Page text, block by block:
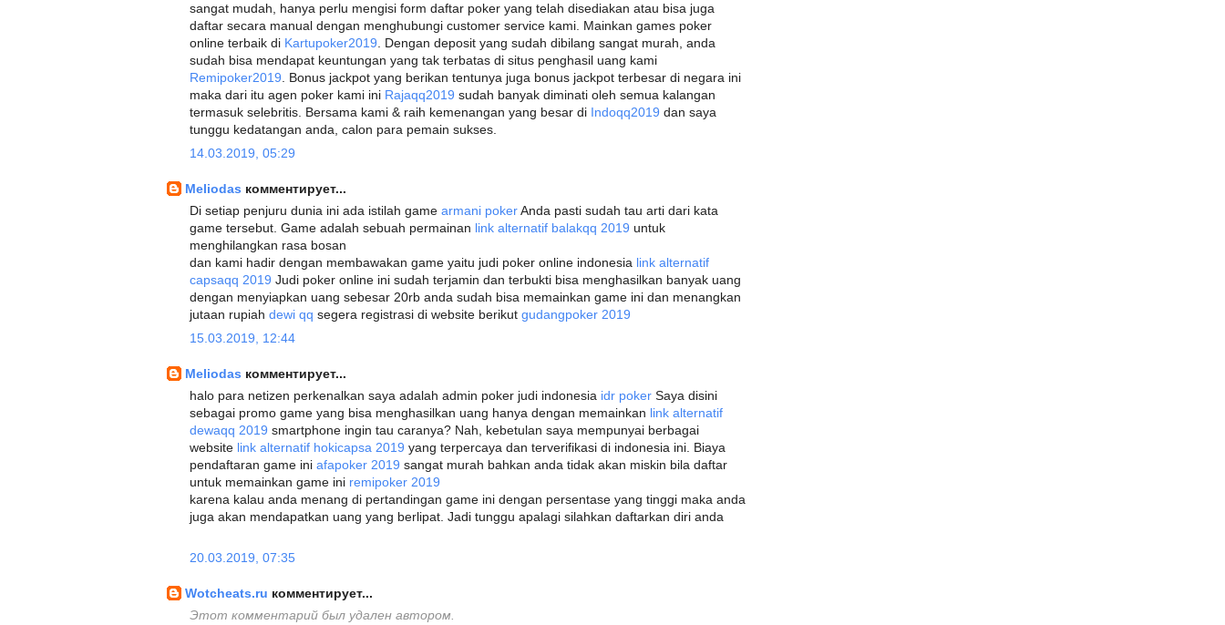
sangat mudah, hanya perlu mengisi form daftar poker yang telah disediakan atau bisa juga
daftar secara manual dengan menghubungi customer service kami. Mainkan games poker
online terbaik di Kartupoker2019 . Dengan deposit yang sudah dibilang sangat murah, anda
sudah bisa mendapat keuntungan yang tak terbatas di situs penghasil uang kami
Remipoker2019 . Bonus jackpot yang berikan tentunya juga bonus jackpot terbesar di negara ini
maka dari itu agen poker kami ini Rajaqq2019 sudah banyak diminati oleh semua kalangan
termasuk selebritis. Bersama kami & raih kemenangan yang besar di Indoqq2019 dan saya
tunggu kedatangan anda, calon para pemain sukses.
14.03.2019, 05:29
Meliodas комментирует...
Di setiap penjuru dunia ini ada istilah game armani pokerAnda pasti sudah tau arti dari kata
game tersebut. Game adalah sebuah permainan link alternatif balakqq 2019 untuk
menghilangkan rasa bosan
dan kami hadir dengan membawakan game yaitu judi poker online indonesia link alternatif
capsaqq 2019 Judi poker online ini sudah terjamin dan terbukti bisa menghasilkan banyak uang
dengan menyiapkan uang sebesar 20rb anda sudah bisa memainkan game ini dan menangkan
jutaan rupiah dewi qq segera registrasi di website berikut gudangpoker 2019
15.03.2019, 12:44
Meliodas комментирует...
halo para netizen perkenalkan saya adalah admin poker judi indonesia idr poker Saya disini
sebagai promo game yang bisa menghasilkan uang hanya dengan memainkan link alternatif
dewaqq 2019 smartphone ingin tau caranya? Nah, kebetulan saya mempunyai berbagai
website link alternatif hokicapsa 2019 yang terpercaya dan terverifikasi di indonesia ini. Biaya
pendaftaran game ini afapoker 2019 sangat murah bahkan anda tidak akan miskin bila daftar
untuk memainkan game ini remipoker 2019
karena kalau anda menang di pertandingan game ini dengan persentase yang tinggi maka anda
juga akan mendapatkan uang yang berlipat. Jadi tunggu apalagi silahkan daftarkan diri anda
20.03.2019, 07:35
Wotcheats.ru комментирует...
Этот комментарий был удален автором.